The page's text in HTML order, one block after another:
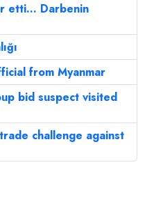
etti... Darbenin
from Myanmar
bid suspect visited
challenge against